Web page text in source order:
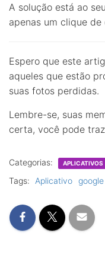
A solução está ao
apenas um clique de
Espero que este
aqueles que estão
suas fotos perdidas.
Lembre-se, suas
certa, você pode
Categorias: APLICATIVOS
Tags: Aplicativo